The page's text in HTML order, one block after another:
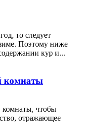
то следует
Поэтому ниже
кур и...
комнаты
комнаты, чтобы
отражающее